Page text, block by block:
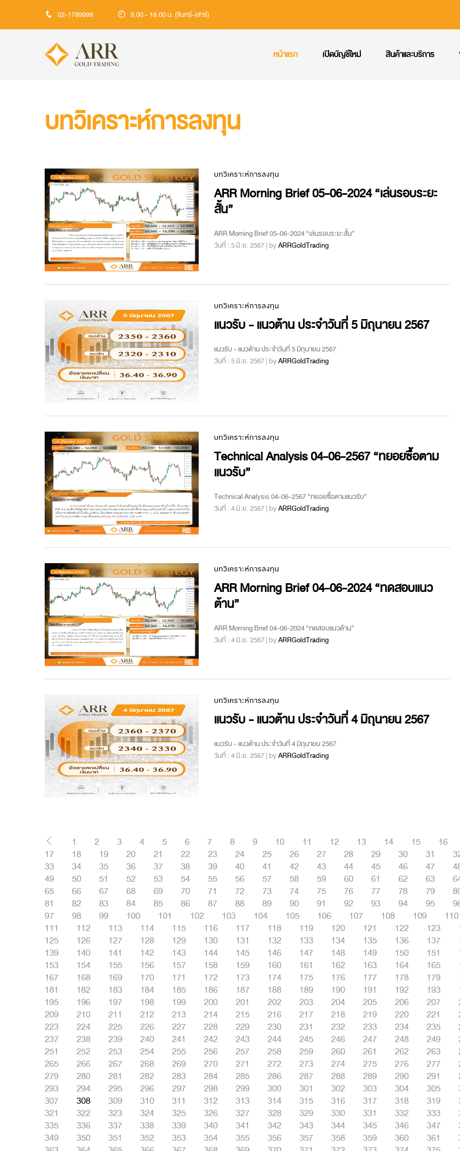
02-1789999 9.00 - 18.00 น. (จันทร์-เสาร์)
หน้าแรก เปิดบัญชีใหม่ สินค้าและบริการ
บทวิเคราะห์การลงทุน
บทวิเคราะห์การลงทุน
ARR Morning Brief 05-06-2024 “เล่นรอบระยะ
สั้น”
ARR Morning Brief 05-06-2024 “เล่นรอบระยะสั้น”
วันที่ : 5 มิ.ย. 2567 | byARRGoldTrading
บทวิเคราะห์การลงทุน
แนวรับ - แนวต้าน ประจำวันที่ 5 มิถุนายน 2567
แนวรับ - แนวต้าน ประจำวันที่ 5 มิถุนายน 2567
วันที่ : 5 มิ.ย. 2567 | byARRGoldTrading
บทวิเคราะห์การลงทุน
Technical Analysis 04-06-2567 “ทยอยซื้อตาม
แนวรับ”
Technical Analysis 04-06-2567 “ทยอยซื้อตามแนวรับ”
วันที่ : 4 มิ.ย. 2567 | byARRGoldTrading
บทวิเคราะห์การลงทุน
ARR Morning Brief 04-06-2024 “ทดสอบแนว
ต้าน”
ARR Morning Brief 04-06-2024 “ทดสอบแนวต้าน”
วันที่ : 4 มิ.ย. 2567 | byARRGoldTrading
บทวิเคราะห์การลงทุน
แนวรับ - แนวต้าน ประจำวันที่ 4 มิถุนายน 2567
แนวรับ - แนวต้าน ประจำวันที่ 4 มิถุนายน 2567
วันที่ : 4 มิ.ย. 2567 | byARRGoldTrading
1 2 3 4 5 6 7 8 9 10 11 12 13 14 15
16
17
18 19 20 21 22 23 24 25 26 27 28 29 30 31
33
34 35 36 37 38 39 40 41 42 43 44 45 46 47
49
50 51 52 53 54 55 56 57 58 59 60 61 62 63
65
66 67 68 69 70 71 72 73 74 75 76 77 78 79
81
82 83 84 85 86 87 88 89 90 91 92 93 94 95
97
98 99 100 101 102 103 104 105 106 107 108 109
110
111
112 113 114 115 116 117 118 119 120 121 122 123
125
126 127 128 129 130 131 132 133 134 135 136 137
139
140 141 142 143 144 145 146 147 148 149 150 151
153
154 155 156 157 158 159 160 161 162 163 164 165
167
168 169 170 171 172 173 174 175 176 177 178 179
181
182 183 184 185 186 187 188 189 190 191 192 193
195
196 197 198 199 200 201 202 203 204 205 206 207
209
210 211 212 213 214 215 216 217 218 219 220 221
223
224 225 226 227 228 229 230 231 232 233 234 235
237
238 239 240 241 242 243 244 245 246 247 248 249
251
252 253 254 255 256 257 258 259 260 261 262 263
265
266 267 268 269 270 271 272 273 274 275 276 277
279
280 281 282 283 284 285 286 287 288 289 290 291
293
294 295 296 297 298 299 300 301 302 303 304 305
307
308 309 310 311 312 313 314 315 316 317 318 319
321
322 323 324 325 326 327 328 329 330 331 332 333
335
336 337 338 339 340 341 342 343 344 345 346 347
349
350 351 352 353 354 355 356 357 358 359 360 361